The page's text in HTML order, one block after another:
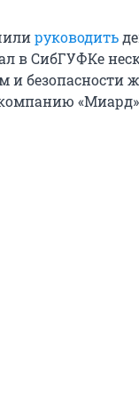
руководить
в СибГУФКе
безопасности